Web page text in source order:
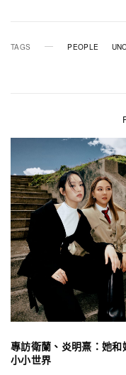
TAGS PEOPLE
專訪衛蘭、炎明熹：她和
小小世界